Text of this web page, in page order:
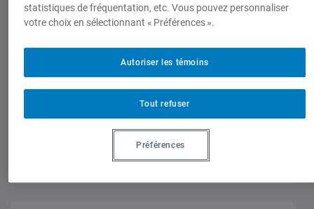
Notes de recherche
Le F-35 dans le contexte canadien :
l’envolée des coûts et l’épineuse
question du partage industriel
8 avril 2012,Yannick Quéau
statistiques de fréquentation, etc. Vous pouvez personnaliser
votre choix en sélectionnant « Préférences ».
Tout refuser
Autoriser les témoins
Préférences